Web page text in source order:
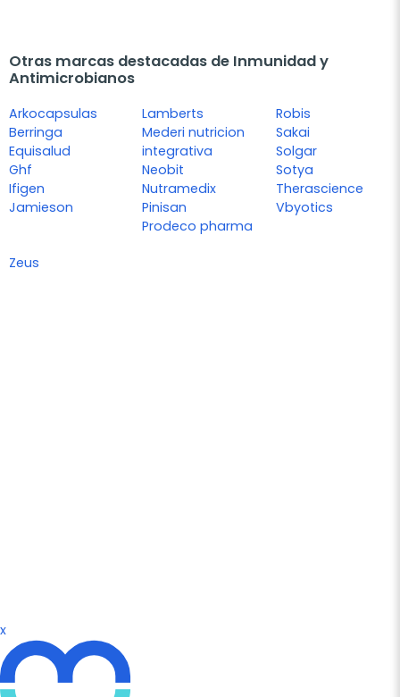
Otras marcas destacadas de Inmunidad y
Antimicrobianos
Arkocapsulas
Berringa
Equisalud
Ghf
Ifigen
Jamieson
Lamberts
Mederi nutricion
integrativa
Neobit
Nutramedix
Pinisan
Prodeco pharma
Robis
Sakai
Solgar
Sotya
Therascience
Vbyotics
Zeus
x